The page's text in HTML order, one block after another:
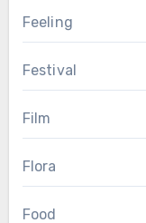
Feeling
Festival
Film
Flora
Food